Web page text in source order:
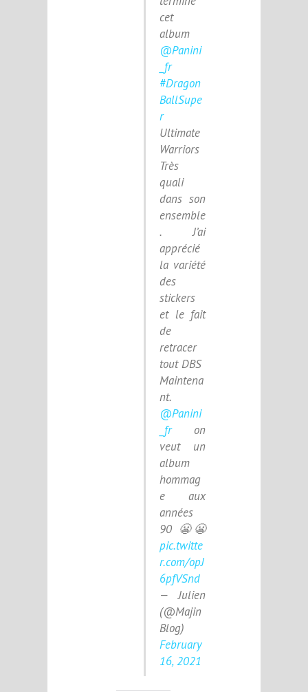
cet
album
@Panini
_fr
#Dragon
BallSupe
r
Ultimate
Warriors
Très
quali
dans son
ensemble
. J’ai
apprécié
la variété
des
stickers
et le fait
de
retracer
tout DBS
Maintena
nt.
@Panini
_fron
veut un
album
hommag
e aux
années
90 😬😬
pic.twitte
r.com/opJ
6pfVSnd
— Julien
(@Majin
Blog)
February
16, 2021